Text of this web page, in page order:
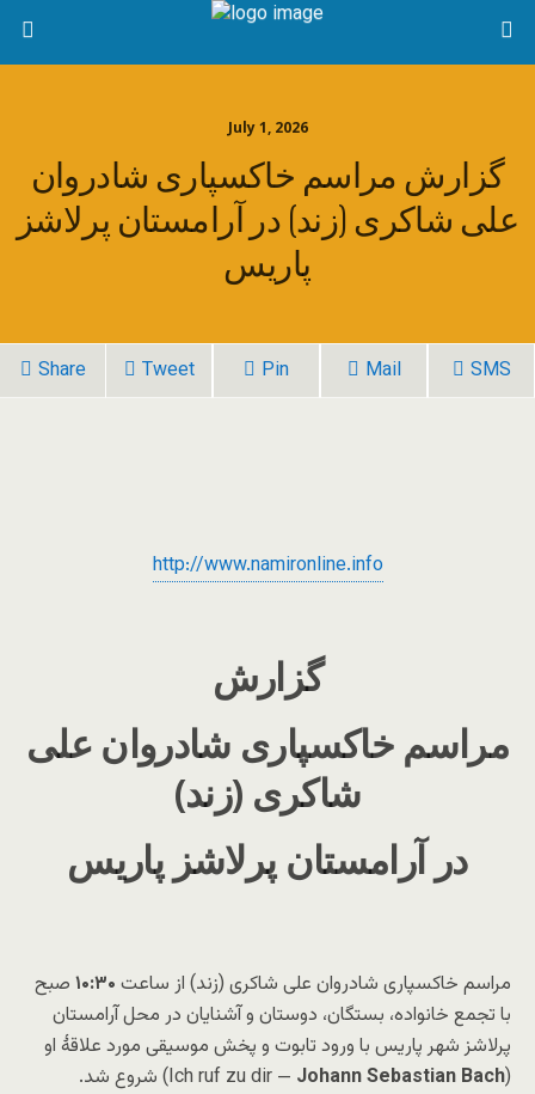
July 1, 2026
گزارش مراسم خاکسپاری شادروان
علی شاکری (زند) در آرامستان پرلاشز
پاریس
Share Tweet Pin Mail SMS
http://www.namironline.info
گزارش
مراسم خاکسپاری شادروان علی
شاکری (زند)
در آرامستان پرلاشز پاریس
مراسم خاکسپاری شادروان علی شاکری (زند) از ساعت ۱۰:۳۰ صبح
با تجمع خانواده، بستگان، دوستان و آشنایان در محل آرامستان
پرلاشز شهر پاریس با ورود تابوت و پخش موسیقی مورد علاقۀ او
(
Ich ruf zu dir — Johann Sebastian Bach
) شروع شد.